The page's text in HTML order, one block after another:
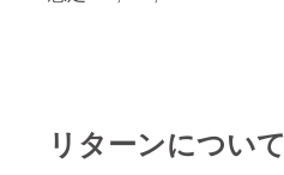
リターンについて